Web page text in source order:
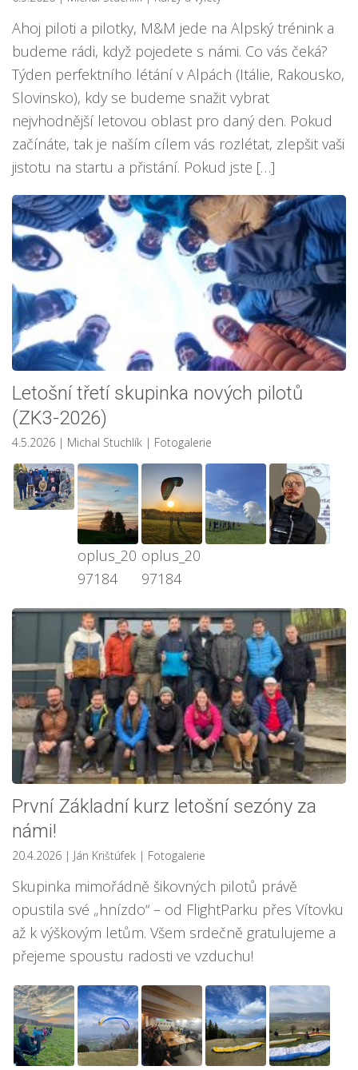
Ahoj piloti a pilotky, M&M jede na Alpský trénink a
budeme rádi, když pojedete s námi. Co vás čeká?
Týden perfektního létání v Alpách (Itálie, Rakousko,
Slovinsko), kdy se budeme snažit vybrat
nejvhodnější letovou oblast pro daný den. Pokud
začínáte, tak je naším cílem vás rozlétat, zlepšit vaši
jistotu na startu a přistání. Pokud jste […]
Letošní třetí skupinka nových pilotů
(ZK3-2026)
4.5.2026 | Michal Stuchlík | Fotogalerie
oplus_20
97184
oplus_20
97184
První Základní kurz letošní sezóny za
námi!
20.4.2026 | Ján Krištúfek | Fotogalerie
Skupinka mimořádně šikovných pilotů právě
opustila své „hnízdo“ – od FlightParku přes Vítovku
až k výškovým letům. Všem srdečně gratulujeme a
přejeme spoustu radosti ve vzduchu!